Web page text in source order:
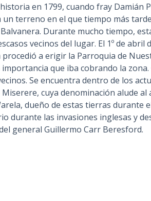
en 1799, cuando fray Damián
terreno en el que tiempo más
Durante mucho tiempo,
vecinos del lugar. El 1º de
a erigir la Parroquia de
que iba cobrando la
Se encuentra dentro de los
cuya denominación alude
dueño de estas tierras durante
durante las invasiones inglesas y
general Guillermo Carr Beresford.